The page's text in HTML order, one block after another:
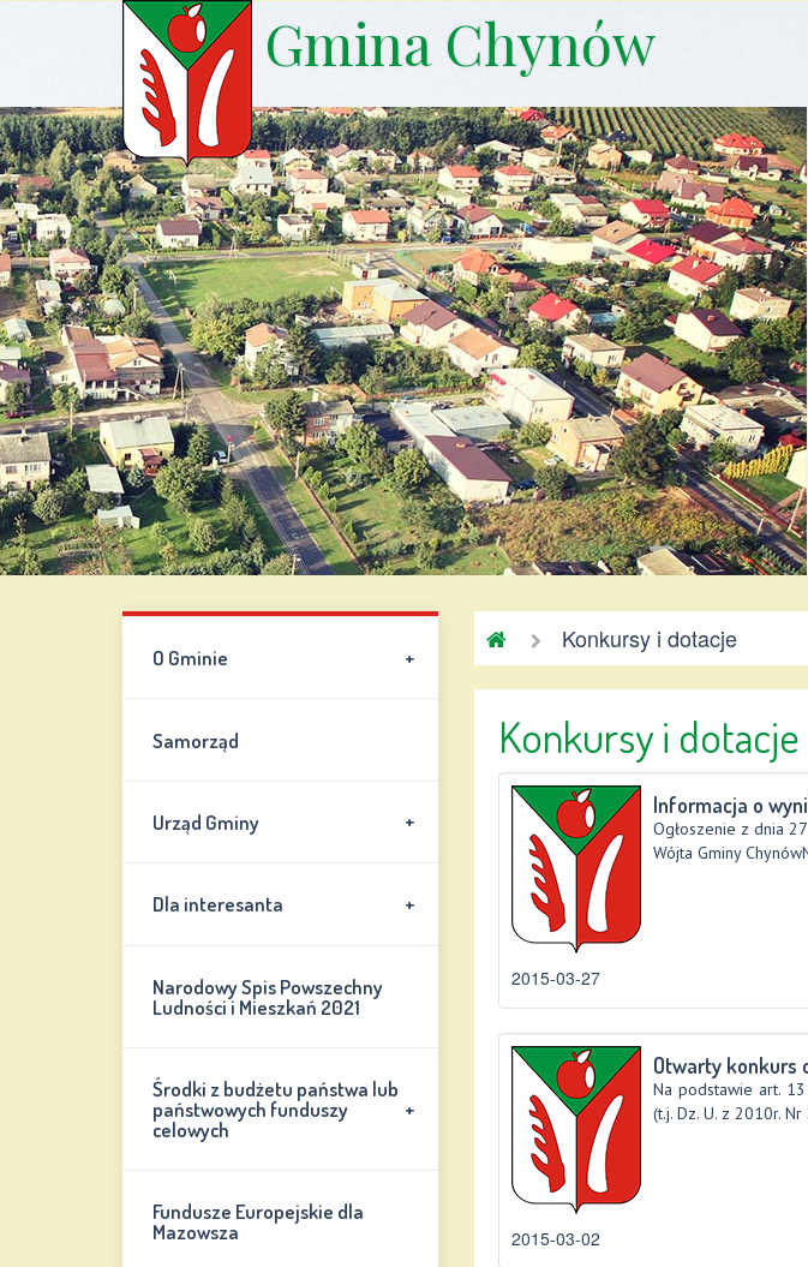
Gmina Chynów
+
O Gminie
Samorząd
+
Urząd Gminy
+
Dla interesanta
Narodowy Spis Powszechny
Ludności i Mieszkań 2021
+
Środki z budżetu państwa lub
państwowych funduszy
celowych
Fundusze Europejskie dla
Mazowsza
Gmina
Chynów
Konkursy i dotacje
Konkursy i dotacje
Informacja o
Ogłoszenie z dnia
Wójta Gminy
2015-03-27
Otwarty konkurs
Na podstawie art.
(t.j. Dz. U. z 2010r.
2015-03-02